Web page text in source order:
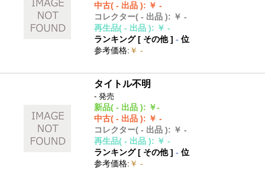
中古( - 出品 ): ￥ -
コレクター( - 出品 ): ￥ -
再生品( - 出品 ): ￥ -
ランキング [ その他]- 位
参考価格: ￥ -
タイトル不明
- 発売
新品( - 出品 ): ￥-
中古( - 出品 ): ￥ -
コレクター( - 出品 ): ￥ -
再生品( - 出品 ): ￥ -
ランキング [ その他]- 位
参考価格: ￥ -